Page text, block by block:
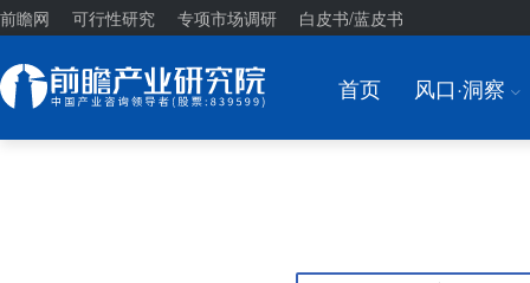
前瞻网 可行性研究 专项市场调研 白皮书/蓝皮书
首页 风口·洞察 I